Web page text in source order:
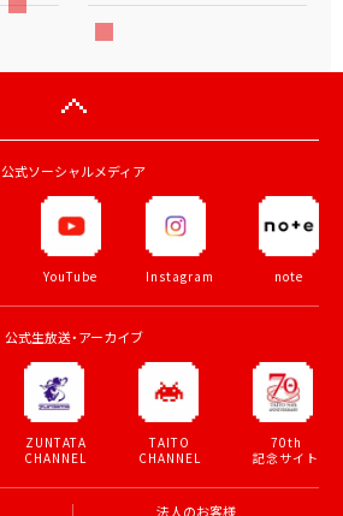
公式ソーシャルメディア
YouTube Instagram note
公式生放送・アーカイブ
ZUNTATA
CHANNEL
TAITO
CHANNEL
70th
記念サイト
法人のお客様